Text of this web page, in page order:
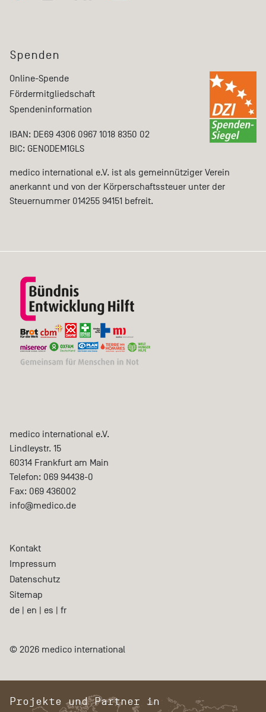
Spenden
Online-Spende
Fördermitgliedschaft
Spendeninformation
IBAN: DE69 4306 0967 1018 8350 02
BIC: GENODEM1GLS
medico international e.V. ist als gemeinnütziger Verein
anerkannt und von der Körperschaftssteuer unter der
Steuernummer 014255 94151 befreit.
medico international e.V.
Lindleystr. 15
60314 Frankfurt am Main
Telefon: 069 94438-0
Fax: 069 436002
info@medico.de
Kontakt
Impressum
Datenschutz
Sitemap
de | en | es | fr
© 2026 medico international
Projekte und Partner in